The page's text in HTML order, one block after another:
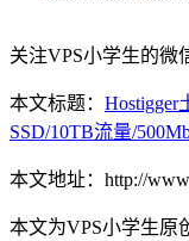
关注VPS小学生的微
本文标题： Hostigger
SSD/10TB流量/
本文地址：http://
本文为VPS小学生原